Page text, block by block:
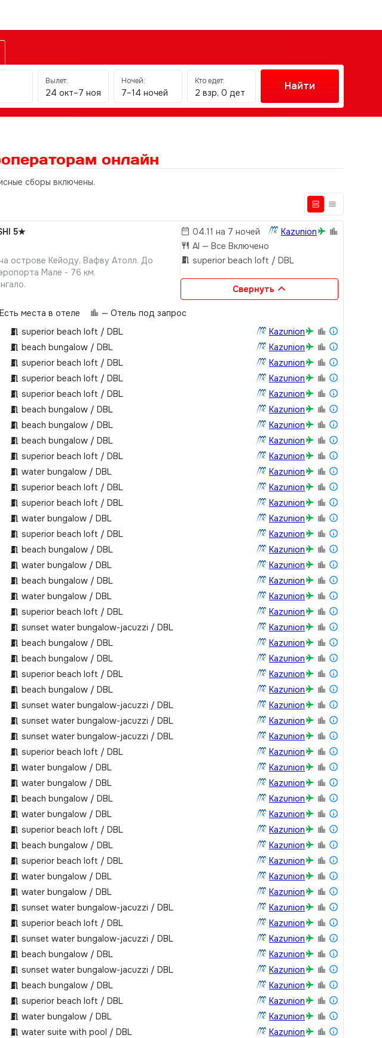
Вылет:
24 окт–7 ноя
Ночей:
7–14 ночей
Кто едет:
2 взр, 0 дет
Найти
онлайн
сборы включены.
5★
острове Кейоду, Вафву Атолл. До
Мале - 76 км.
04.11 на 7 ночей
Kazunion
AI — Все Включено
superior beach loft / DBL
Свернуть
места в отеле
— Отель под запрос
superior beach loft / DBL
Kazunion
beach bungalow / DBL
Kazunion
superior beach loft / DBL
Kazunion
superior beach loft / DBL
Kazunion
superior beach loft / DBL
Kazunion
beach bungalow / DBL
Kazunion
beach bungalow / DBL
Kazunion
beach bungalow / DBL
Kazunion
superior beach loft / DBL
Kazunion
water bungalow / DBL
Kazunion
superior beach loft / DBL
Kazunion
superior beach loft / DBL
Kazunion
water bungalow / DBL
Kazunion
superior beach loft / DBL
Kazunion
beach bungalow / DBL
Kazunion
water bungalow / DBL
Kazunion
beach bungalow / DBL
Kazunion
water bungalow / DBL
Kazunion
superior beach loft / DBL
Kazunion
sunset water bungalow-jacuzzi / DBL
Kazunion
beach bungalow / DBL
Kazunion
beach bungalow / DBL
Kazunion
superior beach loft / DBL
Kazunion
beach bungalow / DBL
Kazunion
sunset water bungalow-jacuzzi / DBL
Kazunion
sunset water bungalow-jacuzzi / DBL
Kazunion
sunset water bungalow-jacuzzi / DBL
Kazunion
superior beach loft / DBL
Kazunion
water bungalow / DBL
Kazunion
water bungalow / DBL
Kazunion
beach bungalow / DBL
Kazunion
water bungalow / DBL
Kazunion
superior beach loft / DBL
Kazunion
beach bungalow / DBL
Kazunion
superior beach loft / DBL
Kazunion
water bungalow / DBL
Kazunion
water bungalow / DBL
Kazunion
sunset water bungalow-jacuzzi / DBL
Kazunion
superior beach loft / DBL
Kazunion
sunset water bungalow-jacuzzi / DBL
Kazunion
beach bungalow / DBL
Kazunion
sunset water bungalow-jacuzzi / DBL
Kazunion
beach bungalow / DBL
Kazunion
superior beach loft / DBL
Kazunion
water bungalow / DBL
Kazunion
water suite with pool / DBL
Kazunion